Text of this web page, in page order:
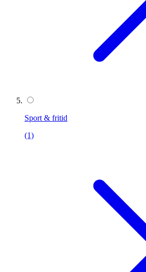
Sport & fritid
(1)